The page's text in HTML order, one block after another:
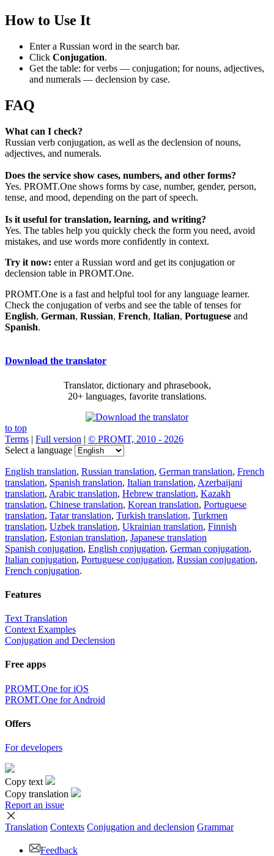
How to Use It
Enter a Russian word in the search bar.
Click Conjugation.
Get the table: for verbs — conjugation; for nouns, adjectives,
and numerals — declension by case.
FAQ
What can I check?
Russian verb conjugation, as well as the declension of nouns,
adjectives, and numerals.
Does the service show cases, numbers, and other forms?
Yes. PROMT.One shows forms by case, number, gender, person,
tense, and mood, depending on the part of speech.
Is it useful for translation, learning, and writing?
Yes. The tables help you quickly check the form you need, avoid
mistakes, and use words more confidently in context.
Try it now: enter a Russian word and get its conjugation or
declension table in PROMT.One.
PROMT.One is a fast and helpful tool for any language learner.
Check the conjugation of verbs and see the table of tenses for
English, German, Russian, French, Italian, Portuguese and
Spanish.
Download the translator
Translator, dictionary and phrasebook,
20+ languages, favorite translations.
to top
Terms | Full version | © PROMT, 2010 - 2026
Select a language
English translation, Russian translation, German translation, French
translation, Spanish translation, Italian translation, Azerbaijani
translation, Arabic translation, Hebrew translation, Kazakh
translation, Chinese translation, Korean translation, Portuguese
translation, Tatar translation, Turkish translation, Turkmen
translation, Uzbek translation, Ukrainian translation, Finnish
translation, Estonian translation, Japanese translation
Spanish conjugation, English conjugation, German conjugation,
Italian conjugation, Portuguese conjugation, Russian conjugation,
French conjugation.
Features
Text Translation
Context Examples
Conjugation and Declension
Free apps
PROMT.One for iOS
PROMT.One for Android
Offers
For developers
Copy text
Copy translation
Report an issue
Translation Contexts Conjugation and declension Grammar
Feedback